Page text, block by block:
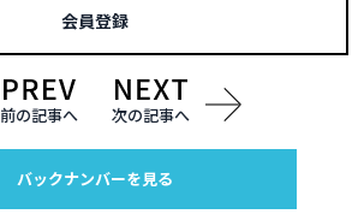
会員登録
前の記事へ 次の記事へ
バックナンバーを見る